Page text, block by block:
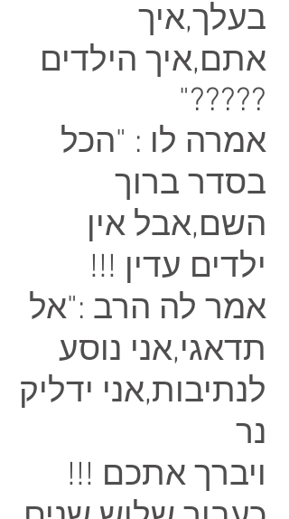
בעלך,איך
אתם,איך הילדים
?????"
אמרה לו : "הכל
בסדר ברוך
השם,אבל אין
ילדים עדין !!!
אמר לה הרב :"אל
תדאגי,אני נוסע
לנתיבות,אני ידליק
נר
ויברך אתכם !!!